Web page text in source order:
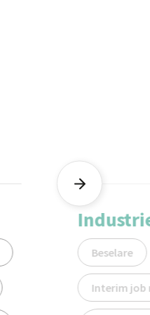
Beselare
Interim job